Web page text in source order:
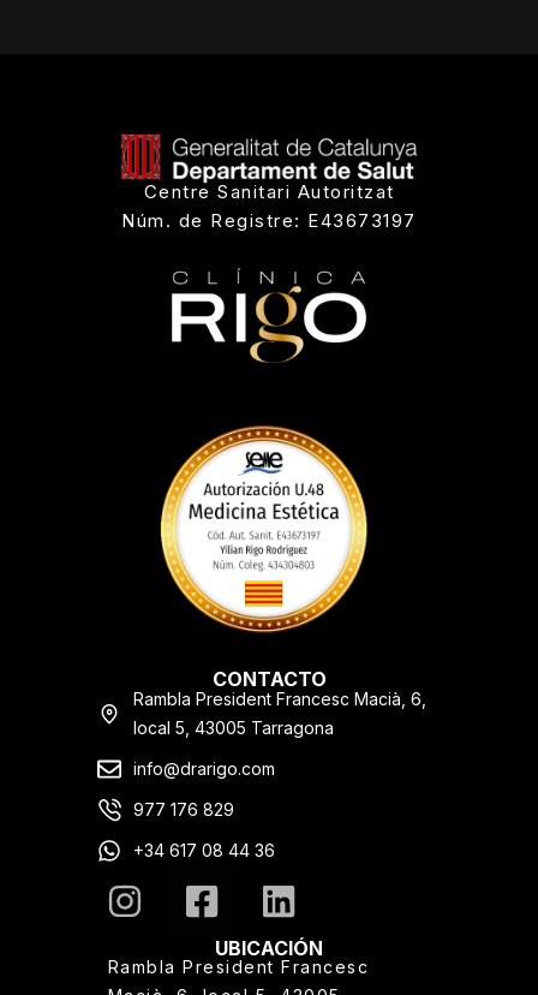
Centre Sanitari Autoritzat
Núm. de Registre: E43673197
CONTACTO
Rambla President Francesc Macià, 6,
local 5, 43005 Tarragona
info@drarigo.com
977 176 829
+34 617 08 44 36
UBICACIÓN
Rambla President Francesc